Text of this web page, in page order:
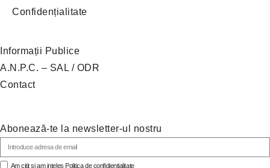
Confidențialitate
Informații Publice
A.N.P.C. – SAL / ODR
Contact
Abonează-te la newsletter-ul nostru
Am citit si am inteles Politica de confidientialitate